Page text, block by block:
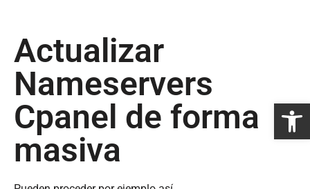
Actualizar
Nameservers
Cpanel de forma
masiva
Abrir